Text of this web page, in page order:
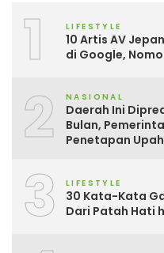
1 LIFESTYLE
10 Artis AV
di Google,
2 NASIONAL
Daerah Ini
Bulan,
Penetapan
3 LIFESTYLE
30 Kata-Kata
Dari Patah Hati